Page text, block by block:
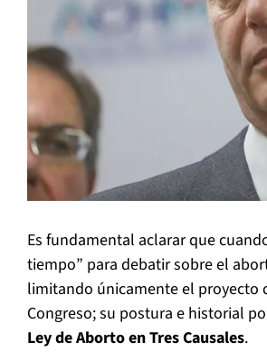
Es fundamental aclarar que
tiempo” para debatir sobre el
limitando únicamente el proyecto
Congreso; su postura e historial
Ley de Aborto en Tres Causales.